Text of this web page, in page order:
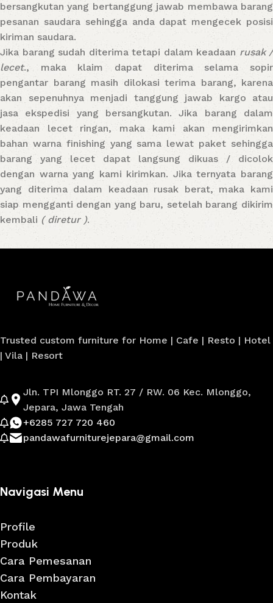
bersangkutan yang bertanggung jawab membawa barang
pesanan saudara sehingga anda dapat mengecek posisi
kiriman saudara.
Jika barang sudah diterima tetapi dalam keadaan rusak /
lecet., maka klaim dapat diterima selama sopir
pengantar barang masih dilokasi terima barang, karena
akan sepenuhnya menjadi tanggung jawab kargo atau
jasa ekspedisi yang bersangkutan. Jika barang dalam
keadaan lecet ringan, maka kami akan mengirimkan
bahan warna finishing yang sama lewat paket sehingga
barang yang lecet dapat langsung dikuas / dicolok
dengan warna yang kami kirimkan. Jika ternyata barang
yang diterima dalam keadaan rusak berat, maka kami
siap mengganti dengan yang baru, setelah barang dikirim
kembali ( diretur ).
Trusted custom furniture for Home | Cafe | Resto | Hotel
| Vila | Resort
Jln. TPI Mlonggo RT. 27 / RW. 06 Kec. Mlonggo,
Jepara, Jawa Tengah
+6285 727 720 460
pandawafurniturejepara@gmail.com
Navigasi Menu
Profile
Produk
Cara Pemesanan
Cara Pembayaran
Kontak